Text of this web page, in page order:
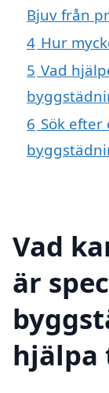
Bjuv från
4 Hur
5 Vad
6 Sök
Vad
är
hjälpa